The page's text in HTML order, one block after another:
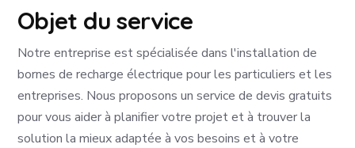
Objet du service
Notre entreprise est spécialisée dans l'installation de
bornes de recharge électrique pour les particuliers et les
entreprises. Nous proposons un service de devis gratuits
pour vous aider à planifier votre projet et à trouver la
solution la mieux adaptée à vos besoins et à votre